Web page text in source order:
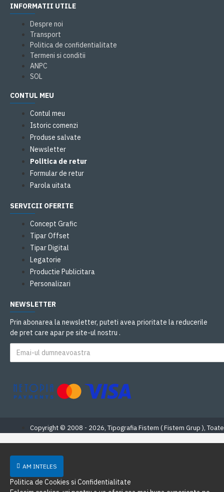
INFORMATII UTILE
Despre noi
Transport
Politica de confidentialitate
Termeni si conditii
ANPC
SOL
CONTUL MEU
Contul meu
Istoric comenzi
Produse salvate
Newsletter
Politica de retur
Formular de retur
Parola uitata
SERVICII OFERITE
Concept Grafic
Tipar Offset
Tipar Digital
Legatorie
Productie Publicitara
Personalizari
NEWSLETTER
Prin abonarea la newsletter, puteti avea prioritate la reducerile
de pret care apar pe site-ul nostru .
Copyright © 2008 - 2026, Tipografia Fistem ( Fistem Grup ),
AM INTELES
Politica de Cookies si Confidentialitate